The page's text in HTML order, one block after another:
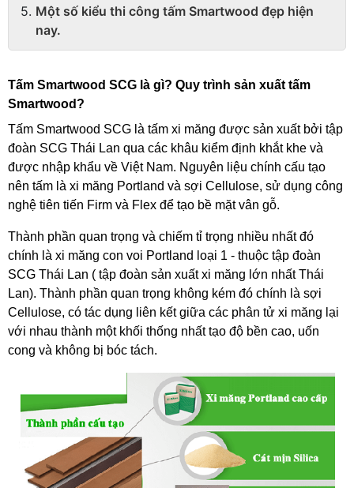
Một số kiểu thi công tấm Smartwood đẹp hiện
nay.
Tấm Smartwood SCG là gì? Quy trình sản xuất tấm
Smartwood?
Tấm Smartwood SCG là tấm xi măng được sản xuất bởi tập
đoàn SCG Thái Lan qua các khâu kiểm định khắt khe và
được nhập khẩu về Việt Nam. Nguyên liệu chính cấu tạo
nên tấm là xi măng Portland và sợi Cellulose, sử dụng công
nghệ tiên tiến Firm và Flex để tạo bề mặt vân gỗ.
Thành phần quan trọng và chiếm tỉ trọng nhiều nhất đó
chính là xi măng con voi Portland loại 1 - thuộc tập đoàn
SCG Thái Lan ( tập đoàn sản xuất xi măng lớn nhất Thái
Lan). Thành phần quan trọng không kém đó chính là sợi
Cellulose, có tác dụng liên kết giữa các phân tử xi măng lại
với nhau thành một khối thống nhất tạo độ bền cao, uốn
cong và không bị bóc tách.